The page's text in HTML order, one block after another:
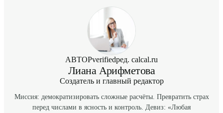
АВТОРverifiedред. calcal.ru
Лиана Арифметова
Создатель и главный редактор
Миссия: демократизировать сложные расчёты. Превратить страх
перед числами в ясность и контроль. Девиз: «Любая